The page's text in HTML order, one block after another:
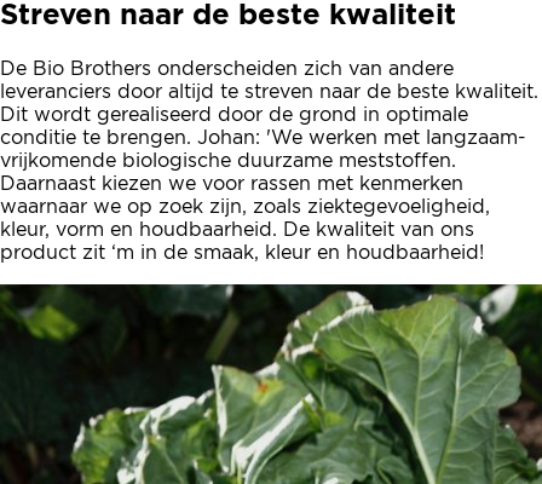
Streven naar de beste kwaliteit
De Bio Brothers onderscheiden zich van andere
leveranciers door altijd te streven naar de beste kwaliteit.
Dit wordt gerealiseerd door de grond in optimale
conditie te brengen. Johan: 'We werken met langzaam-
vrijkomende biologische duurzame meststoffen.
Daarnaast kiezen we voor rassen met kenmerken
waarnaar we op zoek zijn, zoals ziektegevoeligheid,
kleur, vorm en houdbaarheid. De kwaliteit van ons
product zit ‘m in de smaak, kleur en houdbaarheid!